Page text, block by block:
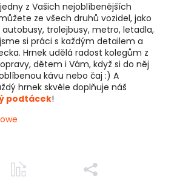
z Vašich nejoblíbenějších
ze všech druhů vozidel, jako
trolejbusy, metro, letadla,
si práci s každým detailem a
Hrnek udělá radost kolegům z
dětem i Vám, když si do něj
kávu nebo čaj :) A
hrnek skvěle doplňuje náš
podtácek!